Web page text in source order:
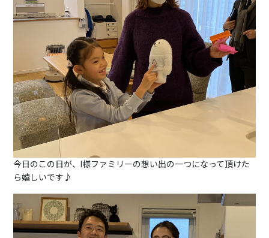
今日のこの日が、I様ファミリーの想い出の一つになって頂けた
ら嬉しいです♪